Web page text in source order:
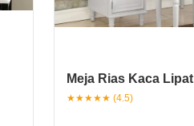
Meja Rias Kaca Lipat
★★★★★ (4.5)